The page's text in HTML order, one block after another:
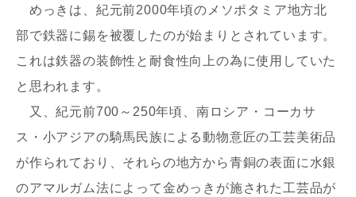
めっきは、紀元前2000年頃のメソポタミア地方北
部で鉄器に錫を被覆したのが始まりとされています。
これは鉄器の装飾性と耐食性向上の為に使用していた
と思われます。
又、紀元前700～250年頃、南ロシア・コーカサ
ス・小アジアの騎馬民族による動物意匠の工芸美術品
が作られており、それらの地方から青銅の表面に水銀
のアマルガム法によって金めっきが施された工芸品が